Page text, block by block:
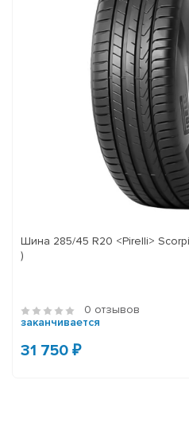
Шина 285/45 R20 <Pirelli>
)
0 отзывов
заканчивается
31 750 ₽